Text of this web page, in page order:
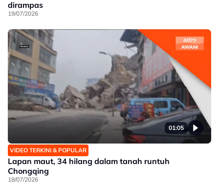
dirampas
19/07/2026
01:05
VIDEO TERKINI & POPULAR
Lapan maut, 34 hilang dalam tanah runtuh
Chongqing
18/07/2026